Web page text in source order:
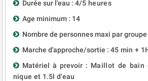
Durée sur l'eau : 4/5 heures
Age minimum : 14
Nombre de personnes maxi par groupe
Marche d'approche/sortie : 45 min +
Matériel à prevoir : Maillot de bain
nique et 1.5l d'eau